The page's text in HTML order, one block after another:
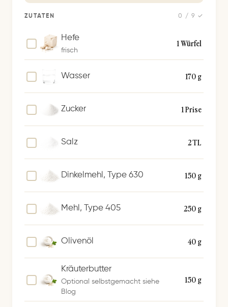
p
e
c
n
ZUTATEN 0 / 9 ✓
1 Würfel
Hefe
frisch
170 g
Wasser
1 Prise
Zucker
2 TL
Salz
150 g
Dinkelmehl, Type 630
250 g
Mehl, Type 405
40 g
Olivenöl
150 g
Kräuterbutter
Optional selbstgemacht siehe
Blog